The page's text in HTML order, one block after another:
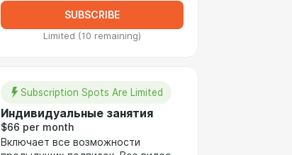
SUBSCRIBE
Limited (10 remaining)
Subscription Spots Are Limited
Индивидуальные занятия
$66 per month
Включает все возможности